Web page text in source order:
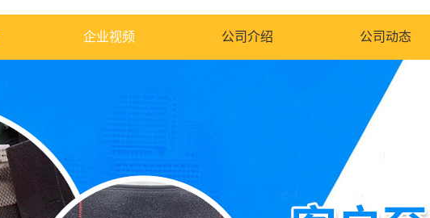
企业视频 公司介绍 公司动态